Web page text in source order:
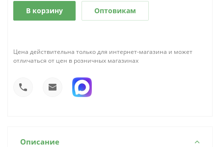
В корзину Оптовикам
Цена действительна только для интернет-магазина и может
отличаться от цен в розничных магазинах
Описание